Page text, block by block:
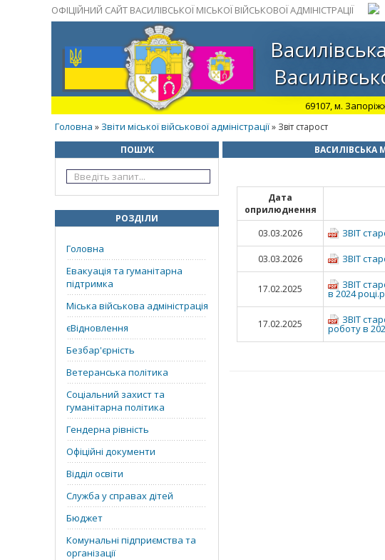
ОФІЦІЙНИЙ САЙТ ВАСИЛІВСЬКОЇ МІСЬКОЇ ВІЙСЬКОВОЇ АДМІНІСТРАЦІЇ
69107, м.
Головна » Звіти міської військової адміністрації» Звіт старост
ПОШУК
РОЗДІЛИ
Головна
Евакуація та гуманітарна
підтримка
Міська військова адміністрація
єВідновлення
Безбар'єрність
Ветеранська політика
Соціальний захист та
гуманітарна політика
Гендерна рівність
Офіційні документи
Відділ освіти
Служба у справах дітей
Бюджет
Комунальні підприємства та
організації
ВАСИЛІВСЬКА
Дата
оприлюднення
03.03.2026 ЗВІТ
03.03.2026 ЗВІТ
17.02.2025 ЗВІТ
в 2024
17.02.2025 ЗВІТ
роботу в